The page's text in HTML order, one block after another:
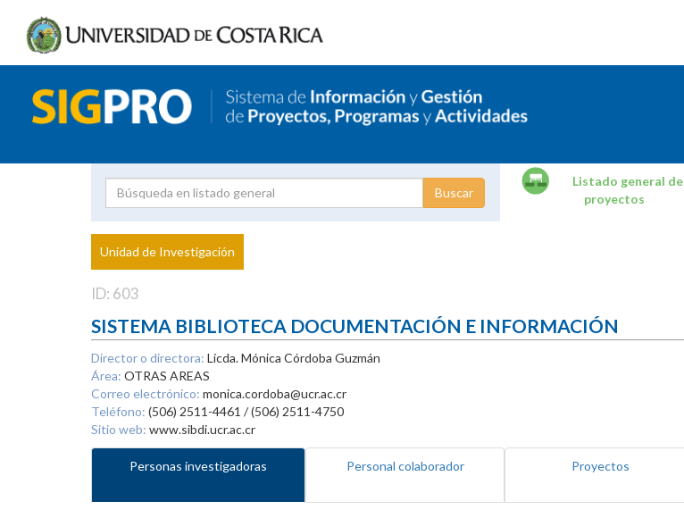
Proyecto
Investigador
Listado general de
proyectos
Unidad de Investigación
ID: 603
SISTEMA BIBLIOTECA DOCUMENTACIÓN E INFORMACIÓN
Director o directora: Licda. Mónica Córdoba Guzmán
Área: OTRAS AREAS
Correo electrónico: monica.cordoba@ucr.ac.cr
Teléfono: (506) 2511-4461 / (506) 2511-4750
Sitio web: www.sibdi.ucr.ac.cr
Personas investigadoras Personal colaborador Proyectos